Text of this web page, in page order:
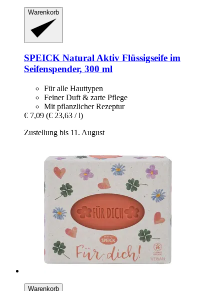
Warenkorb
SPEICK Natural Aktiv Flüssigseife im
Seifenspender, 300 ml
Für alle Hauttypen
Feiner Duft & zarte Pflege
Mit pflanzlicher Rezeptur
€ 7,09 (€ 23,63 / l)
Zustellung bis 11. August
Warenkorb